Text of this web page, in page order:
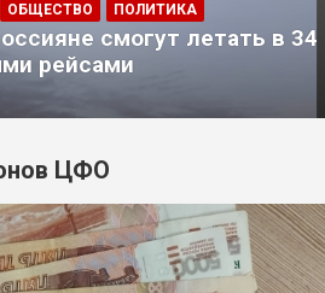
ОБЩЕСТВО ПОЛИТИКА
смогут летать в 34
рейсами
ЦФО